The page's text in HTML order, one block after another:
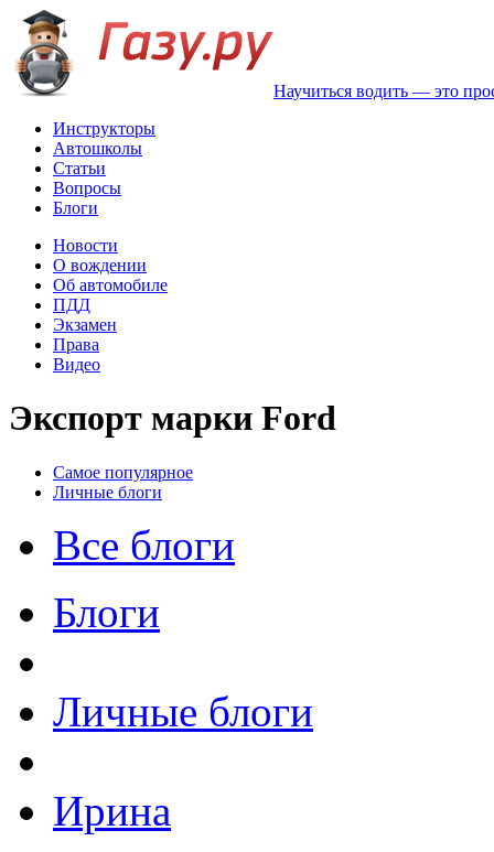
Научиться водить — это
Инструкторы
Автошколы
Статьи
Вопросы
Блоги
Новости
О вождении
Об автомобиле
ПДД
Экзамен
Права
Видео
Экспорт марки Ford
Самое популярное
Личные блоги
Все блоги
Блоги
Личные блоги
Ирина